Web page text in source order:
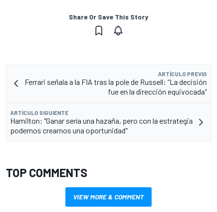
Share Or Save This Story
ARTÍCULO PREVIO
Ferrari señala a la FIA tras la pole de Russell: “La decisión
fue en la dirección equivocada”
ARTÍCULO SIGUIENTE
Hamilton: "Ganar sería una hazaña, pero con la estrategia
podemos crearnos una oportunidad"
TOP COMMENTS
VIEW MORE & COMMENT